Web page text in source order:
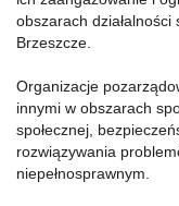
obszarach
Brzeszcze.
Organizacje
innymi w obszarach
społecznej,
rozwiązywania
niepełnosprawnym.